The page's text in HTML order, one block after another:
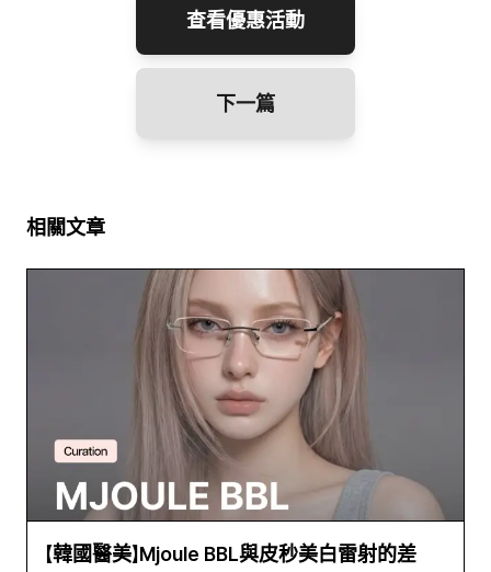
查看優惠活動
下一篇
相關文章
【韓國醫美】Mjoule BBL與皮秒美白雷射的差